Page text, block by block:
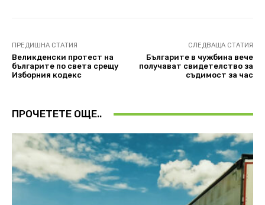
ПРЕДИШНА СТАТИЯ
Великденски протест на
българите по света срещу
Изборния кодекс
СЛЕДВАЩА СТАТИЯ
Българите в чужбина вече
получават свидетелство за
съдимост за час
ПРОЧЕТЕТЕ ОЩЕ..